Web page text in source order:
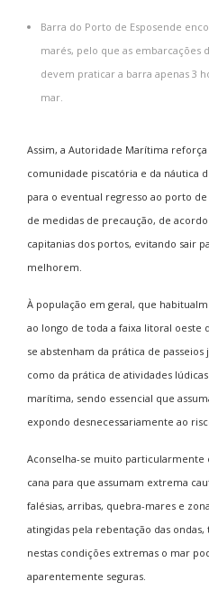
Barra do Porto de Esposende
marés, pelo que as embarcações
devem praticar a barra apenas 3
mar.
Assim, a Autoridade Marítima
comunidade piscatória e da náutica
para o eventual regresso ao porto
de medidas de precaução, de
capitanias dos portos, evitando sair
melhorem.
À população em geral, que
ao longo de toda a faixa litoral oeste
se abstenham da prática de
como da prática de atividades
marítima, sendo essencial que
expondo desnecessariamente ao
Aconselha-se muito particularmente
cana para que assumam extrema
falésias, arribas, quebra-mares e
atingidas pela rebentação das
nestas condições extremas o mar
aparentemente seguras.